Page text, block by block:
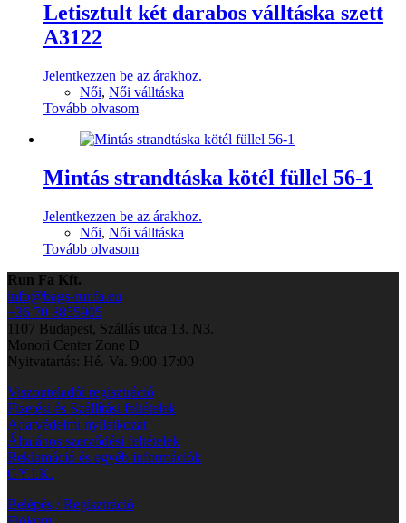
Letisztult két darabos válltáska szett
A3122
Jelentkezzen be az árakhoz.
Női, Női válltáska
Tovább olvasom
Mintás strandtáska kötél füllel 56-1
Jelentkezzen be az árakhoz.
Női, Női válltáska
Tovább olvasom
Run Fa Kft.
info@bags-runfa.eu
+36 70 8855905
1107 Budapest, Szállás utca 13. N3.
Monori Center Zone D
Nyitvatartás: Hé.-Va. 9:00-17:00
Viszonteladói regisztráció
Fizetési és Szállítási feltételek
Adatvédelmi nyilatkozat
Általános szerződési feltételek
Reklamáció és egyéb információk
GY.I.K.
Belépés / Regisztráció